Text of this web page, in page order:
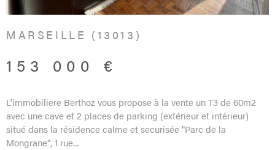
MARSEILLE (13013)
153 000 €
L'immobiliere Berthoz vous propose à la vente un T3 de 60m2
avec une cave et 2 places de parking (extérieur et intérieur)
situé dans la résidence calme et securisée "Parc de la
Mongrane", 1 rue...